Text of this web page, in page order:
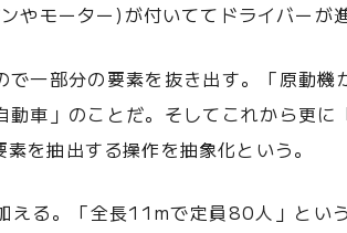
やモーター)が付いててドライバーが
で一部分の要素を抜き出す。「原動
車」のことだ。そしてこれから更
を抽出する操作を抽象化という。
える。「全長11mで定員80人」とい